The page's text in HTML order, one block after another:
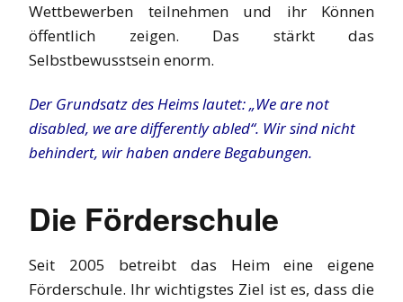
Wettbewerben teilnehmen und ihr Können
öffentlich zeigen. Das stärkt das
Selbstbewusstsein enorm.
Der Grundsatz des Heims lautet: „We are not
disabled, we are differently abled“. Wir sind nicht
behindert, wir haben andere Begabungen.
Die Förderschule
Seit 2005 betreibt das Heim eine eigene
Förderschule. Ihr wichtigstes Ziel ist es, dass die